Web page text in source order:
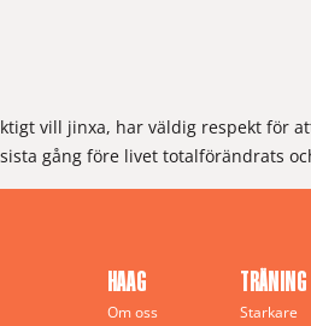
vill jinxa, har väldig respekt för
gång före livet totalförändrats
HAAG
Om oss
TRÄNING
Starkare